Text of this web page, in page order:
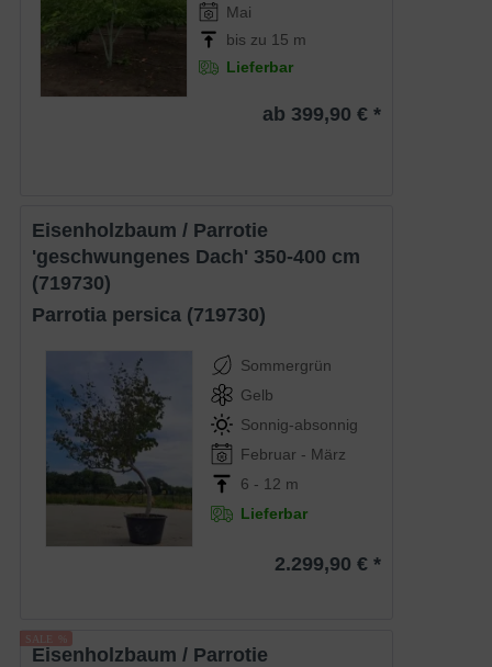
Mai
bis zu 15 m
Lieferbar
ab 399,90 € *
Eisenholzbaum / Parrotie
'geschwungenes Dach' 350-400 cm
(719730)
Parrotia persica (719730)
Sommergrün
Gelb
Sonnig-absonnig
Februar - März
6 - 12 m
Lieferbar
2.299,90 € *
Eisenholzbaum / Parrotie